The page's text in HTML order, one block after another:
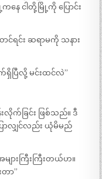
ေ ငါတို့မြို့ကို ပြောင်း
င်ရင်း ဆရာမကို သနား
ပြီလို့ မင်းထင်လဲ”
လိုက်ခြင်း ဖြစ်သည်။ ဒီ
ောလျှင်လည်း ယုံမိမည်
ားကြီးကြီးတယ်ဟ။
တာ”